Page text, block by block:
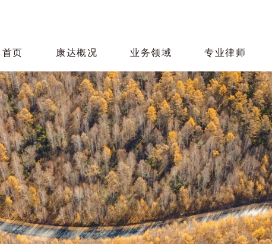
首页 康达概况 业务领域 专业律师